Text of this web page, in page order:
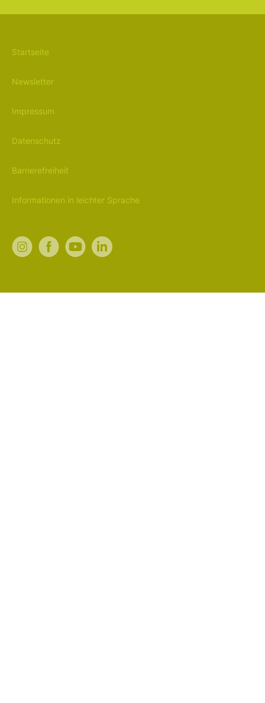
Startseite
Newsletter
Impressum
Datenschutz
Barrierefreiheit
Informationen in leichter Sprache